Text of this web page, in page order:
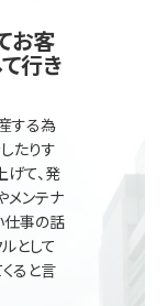
お客
行き
する為
たりす
て、発
メンテナ
仕事の話
として
ると言